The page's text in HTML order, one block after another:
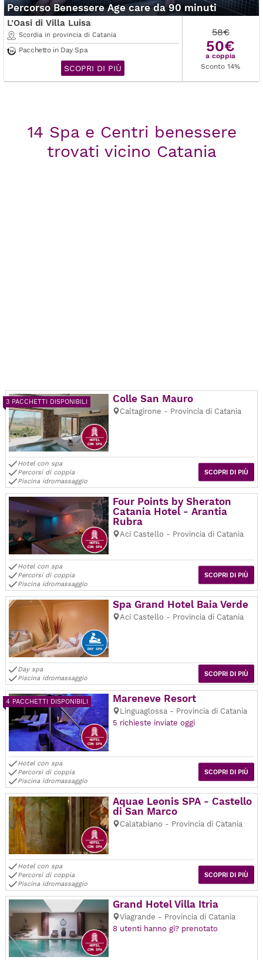
Percorso Benessere Age care da 90 minuti
L'Oasi di Villa Luisa
Scordia in provincia di Catania
Pacchetto in Day Spa
SCOPRI DI PIÙ
58€
50€
a coppia
Sconto 14%
14 Spa e Centri benessere
trovati vicino Catania
3 PACCHETTI DISPONIBILI Colle San Mauro
Caltagirone - Provincia di Catania
SCOPRI DI PIÙ
Hotel con spa
Percorsi di coppia
Piscina idromassaggio
Four Points by Sheraton
Catania Hotel - Arantia
Rubra
Aci Castello - Provincia di Catania
SCOPRI DI PIÙ
Hotel con spa
Percorsi di coppia
Piscina idromassaggio
Spa Grand Hotel Baia Verde
Aci Castello - Provincia di Catania
SCOPRI DI PIÙ
Day spa
Piscina idromassaggio
4 PACCHETTI DISPONIBILI Mareneve Resort
Linguaglossa - Provincia di Catania
5 richieste inviate oggi
SCOPRI DI PIÙ
Hotel con spa
Percorsi di coppia
Piscina idromassaggio
Aquae Leonis SPA - Castello
di San Marco
Calatabiano - Provincia di Catania
SCOPRI DI PIÙ
Hotel con spa
Percorsi di coppia
Piscina idromassaggio
Grand Hotel Villa Itria
Viagrande - Provincia di Catania
8 utenti hanno gi? prenotato